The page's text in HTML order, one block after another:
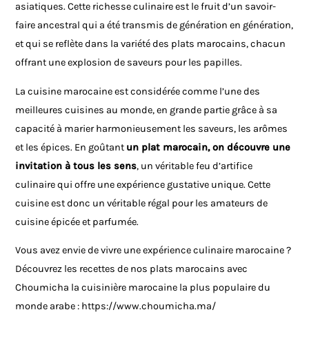
asiatiques. Cette richesse culinaire est le fruit d’un savoir-
faire ancestral qui a été transmis de génération en génération,
et qui se reflète dans la variété des plats marocains, chacun
offrant une explosion de saveurs pour les papilles.
La cuisine marocaine est considérée comme l’une des
meilleures cuisines au monde, en grande partie grâce à sa
capacité à marier harmonieusement les saveurs, les arômes
et les épices. En goûtant un plat marocain, on découvre une
invitation à tous les sens, un véritable feu d’artifice
culinaire qui offre une expérience gustative unique. Cette
cuisine est donc un véritable régal pour les amateurs de
cuisine épicée et parfumée.
Vous avez envie de vivre une expérience culinaire marocaine ?
Découvrez les recettes de nos plats marocains avec
Choumicha la cuisinière marocaine la plus populaire du
monde arabe : https://www.choumicha.ma/